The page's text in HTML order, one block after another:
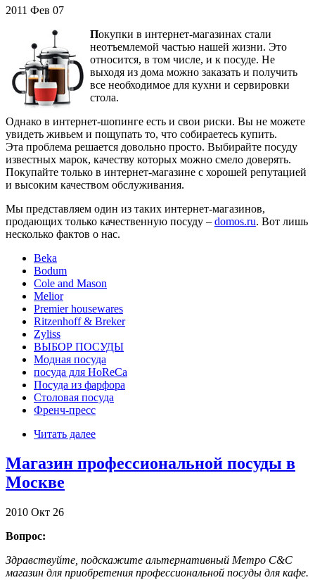
2011 Фев 07
Покупки в интернет-магазинах стали
неотъемлемой частью нашей жизни. Это
относится, в том числе, и к посуде. Не
выходя из дома можно заказать и получить
все необходимое для кухни и сервировки
стола.
Однако в интернет-шопинге есть и свои риски. Вы не можете
увидеть живьем и пощупать то, что собираетесь купить.
Эта проблема решается довольно просто. Выбирайте посуду
известных марок, качеству которых можно смело доверять.
Покупайте только в интернет-магазине с хорошей репутацией
и высоким качеством обслуживания.
Мы представляем один из таких интернет-магазинов,
продающих только качественную посуду – domos.ru. Вот лишь
несколько фактов о нас.
Beka
Bodum
Cole and Mason
Melior
Premier housewares
Ritzenhoff & Breker
Zyliss
ВЫБОР ПОСУДЫ
Модная посуда
посуда для HoReCa
Посуда из фарфора
Столовая посуда
Френч-пресс
Читать далее
Магазин профессиональной посуды в
Москве
2010 Окт 26
Вопрос:
Здравствуйте, подскажите альтернативный Метро C&C
магазин для приобретения профессиональной посуды для кафе.